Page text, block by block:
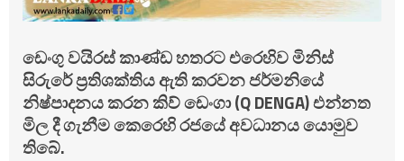
ඩෙංගු වයිරස් කාණ්ඩ හතරට එරෙහිව මිනිස්
සිරුරේ ප්‍රතිශක්තිය ඇති කරවන ජර්මනියේ
නිෂ්පාදනය කරන කිව් ඩෙංගා (Q DENGA) එන්නත
මිල දී ගැනීම කෙරෙහි රජයේ අවධානය යොමුව
තිබේ.